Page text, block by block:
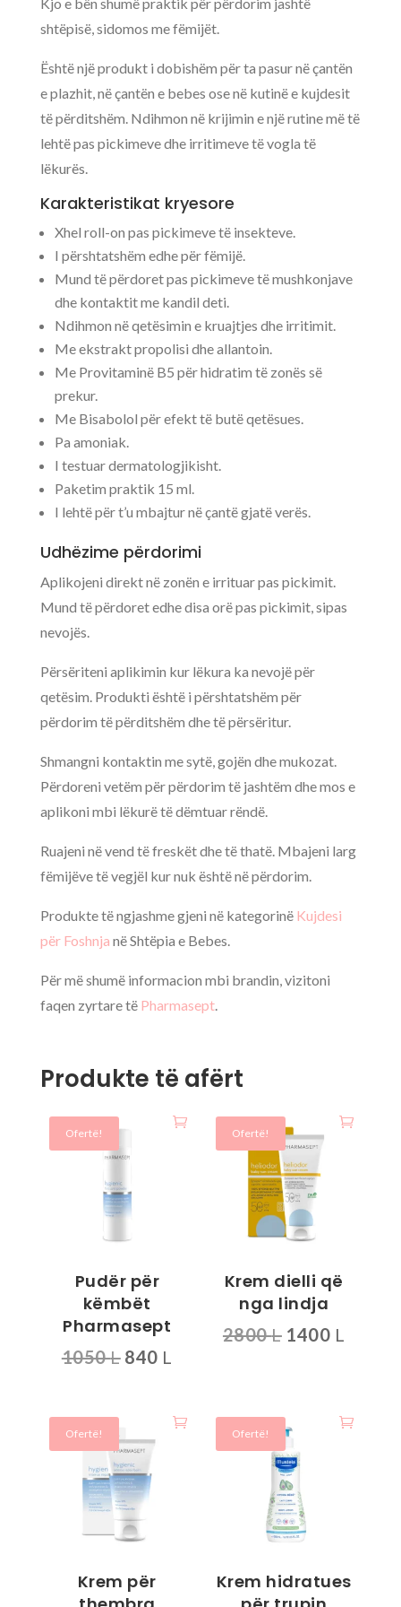
shtëpisë, sidomos me fëmijët.
Është një produkt i dobishëm për ta pasur në çantën
e plazhit, në çantën e bebes ose në kutinë e kujdesit
të përditshëm. Ndihmon në krijimin e një rutine më të
lehtë pas pickimeve dhe irritimeve të vogla të
lëkurës.
Karakteristikat kryesore
Xhel roll-on pas pickimeve të insekteve.
I përshtatshëm edhe për fëmijë.
Mund të përdoret pas pickimeve të mushkonjave
dhe kontaktit me kandil deti.
Ndihmon në qetësimin e kruajtjes dhe irritimit.
Me ekstrakt propolisi dhe allantoin.
Me Provitaminë B5 për hidratim të zonës së
prekur.
Me Bisabolol për efekt të butë qetësues.
Pa amoniak.
I testuar dermatologjikisht.
Paketim praktik 15 ml.
I lehtë për t’u mbajtur në çantë gjatë verës.
Udhëzime përdorimi
Aplikojeni direkt në zonën e irrituar pas pickimit.
Mund të përdoret edhe disa orë pas pickimit, sipas
nevojës.
Përsëriteni aplikimin kur lëkura ka nevojë për
qetësim. Produkti është i përshtatshëm për
përdorim të përditshëm dhe të përsëritur.
Shmangni kontaktin me sytë, gojën dhe mukozat.
Përdoreni vetëm për përdorim të jashtëm dhe mos e
aplikoni mbi lëkurë të dëmtuar rëndë.
Ruajeni në vend të freskët dhe të thatë. Mbajeni larg
fëmijëve të vegjël kur nuk është në përdorim.
Produkte të ngjashme gjeni në kategorinë Kujdesi
për Foshnja në Shtëpia e Bebes.
Për më shumë informacion mbi brandin, vizitoni
faqen zyrtare të Pharmasept.
Produkte të afërt
Ofertë!
Pudër për
këmbët
Pharmasept
1050L Çmimi
1050 L.
840 L
është:
840 L.
Ofertë!
Krem dielli që
nga lindja
2800L Çmimi
1400 L
1400
Ofertë!
Krem për
Ofertë!
Krem hidratues